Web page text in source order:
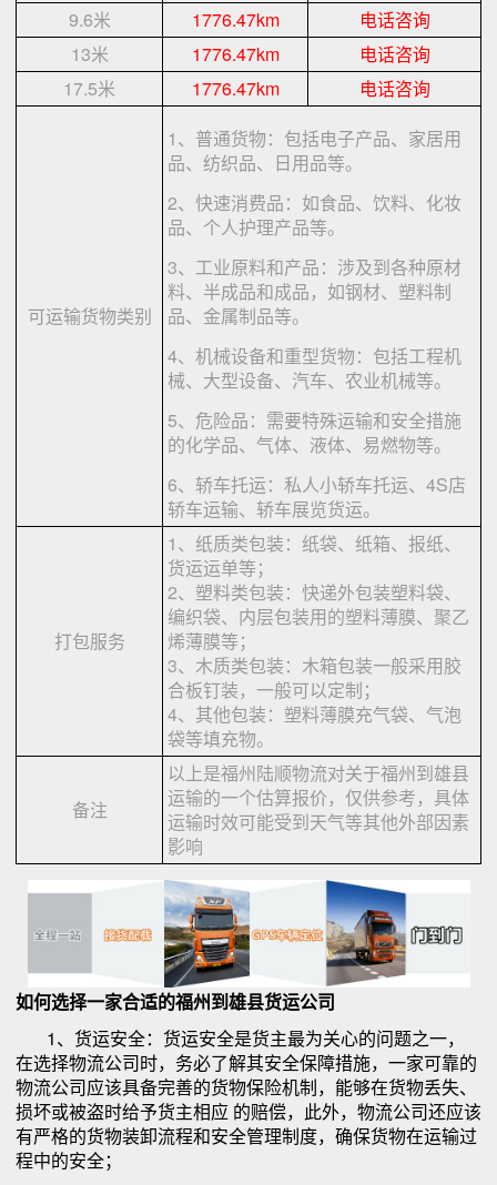
9.6米
1776.47km
电话咨询
13米
1776.47km
电话咨询
17.5米
1776.47km 电话咨询
可运输货物类别
1、普通货物：包括电子产品、家居用
品、纺织品、日用品等。
2、快速消费品：如食品、饮料、化妆
品、个人护理产品等。
3、工业原料和产品：涉及到各种原材
料、半成品和成品，如钢材、塑料制
品、金属制品等。
4、机械设备和重型货物：包括工程机
械、大型设备、汽车、农业机械等。
5、危险品：需要特殊运输和安全措施
的化学品、气体、液体、易燃物等。
6、轿车托运：私人小轿车托运、4S店
轿车运输、轿车展览货运。
打包服务
1、纸质类包装：纸袋、纸箱、报纸、
货运运单等；
2、塑料类包装：快递外包装塑料袋、
编织袋、内层包装用的塑料薄膜、聚乙
烯薄膜等；
3、木质类包装：木箱包装一般采用胶
合板钉装，一般可以定制；
4、其他包装：塑料薄膜充气袋、气泡
袋等填充物。
备注
以上是福州陆顺物流对关于福州到雄县
运输的一个估算报价，仅供参考，具体
运输时效可能受到天气等其他外部因素
影响
如何选择一家合适的福州到雄县货运公司
1、货运安全：货运安全是货主最为关心的问题之一，
在选择物流公司时，务必了解其安全保障措施，一家可靠的
物流公司应该具备完善的货物保险机制，能够在货物丢失、
损坏或被盗时给予货主相应 的赔偿，此外，物流公司还应该
有严格的货物装卸流程和安全管理制度，确保货物在运输过
程中的安全；